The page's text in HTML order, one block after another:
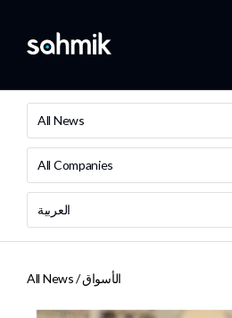
All News
All Companies
العربية
All News /الأسواق